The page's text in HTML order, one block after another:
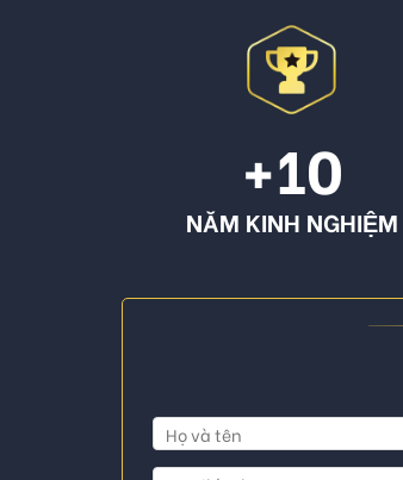
+10
NĂM KINH NGHIỆM